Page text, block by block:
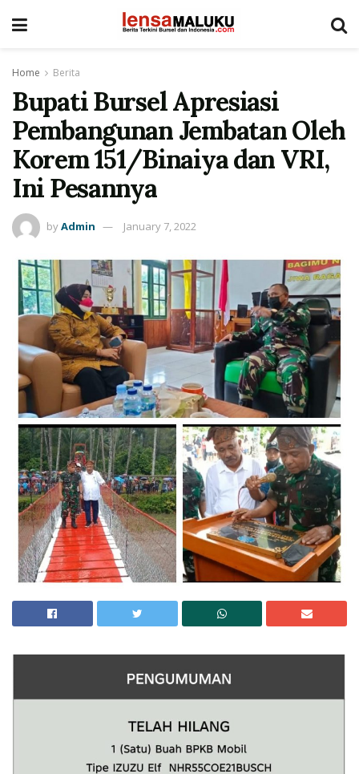
Home Berita
Bupati Bursel Apresiasi
Pembangunan Jembatan Oleh
Korem 151/Binaiya dan VRI,
Ini Pesannya
byAdmin January 7, 2022